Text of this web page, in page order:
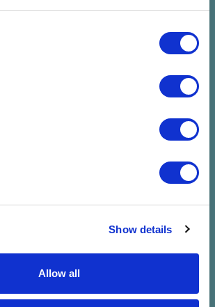
Show details
Allow all
a